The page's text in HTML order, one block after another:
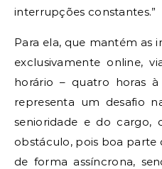
interrupções constantes.”
Para ela, que mantém as
exclusivamente online,
horário – quatro horas
representa um desafio
senioridade e do cargo,
obstáculo, pois boa parte
de forma assíncrona,